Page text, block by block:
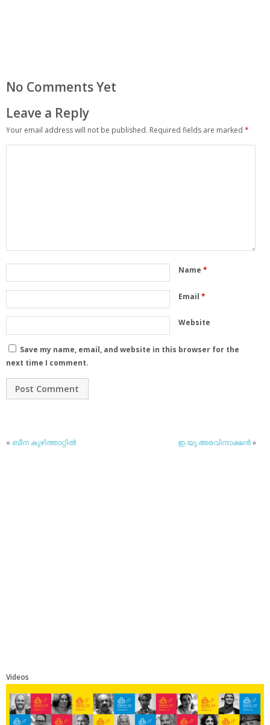
No Comments Yet
Leave a Reply
Your email address will not be published. Required fields are marked *
Name *
Email *
Website
Save my name, email, and website in this browser for the
next time I comment.
« ബീന കുഴിത്താറ്റില്‍ ഇ.യു.അരവിന്ദാക്ഷന്‍»
Videos